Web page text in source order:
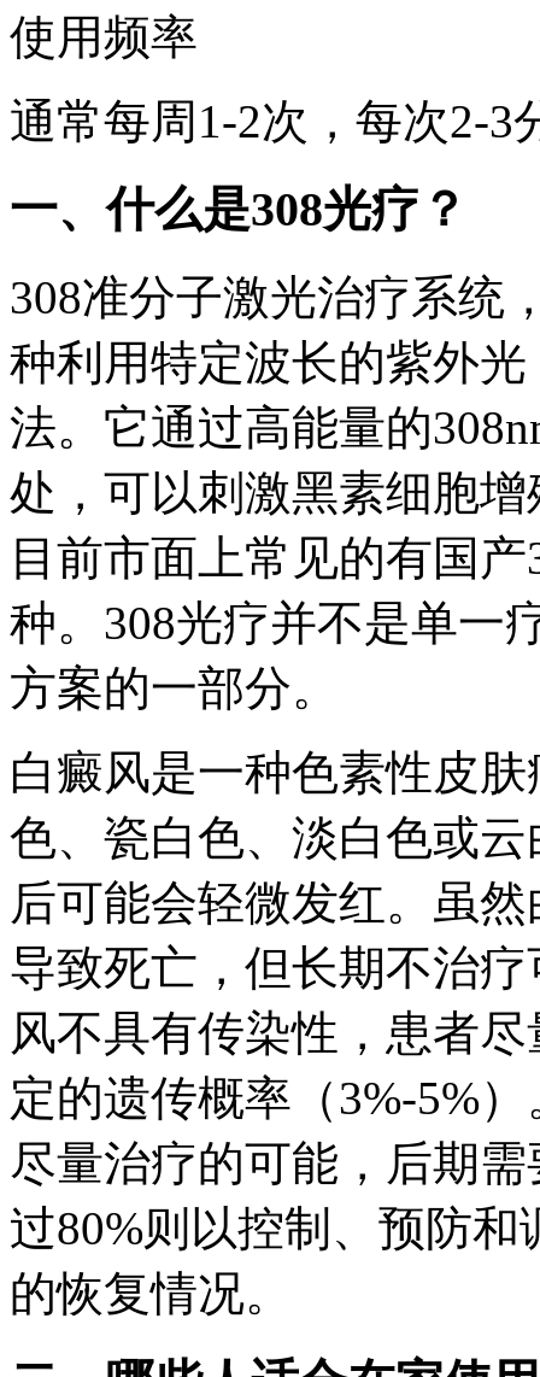
使用频率
通常每周1-2次，每次2-3
一、什么是308光疗？
308准分子激光治疗系统
种利用特定波长的紫外
法。它通过高能量的
处，可以刺激黑素细胞
目前市面上常见的有国
种。308光疗并不是单一
方案的一部分。
白癜风是一种色素性皮
色、瓷白色、淡白色或
后可能会轻微发红。虽
导致死亡，但长期不治
风不具有传染性，患者
定的遗传概率（3%-5%
尽量治疗的可能，后期
过80%则以控制、预防
的恢复情况。